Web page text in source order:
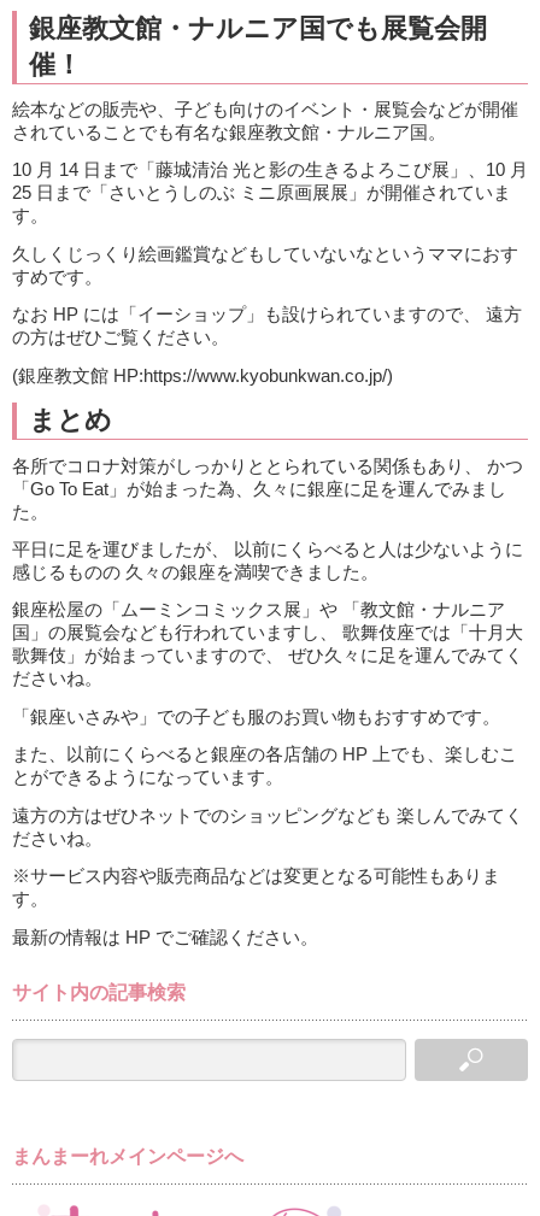
銀座教文館・ナルニア国でも展覧会開
催！
絵本などの販売や、子ども向けのイベント・展覧会などが開催
されていることでも有名な銀座教文館・ナルニア国。
10 月 14 日まで「藤城清治 光と影の生きるよろこび展」、10 月
25 日まで「さいとうしのぶ ミニ原画展展」が開催されていま
す。
久しくじっくり絵画鑑賞などもしていないなというママにおす
すめです。
なお HP には「イーショップ」も設けられていますので、 遠方
の方はぜひご覧ください。
(銀座教文館 HP:https://www.kyobunkwan.co.jp/)
まとめ
各所でコロナ対策がしっかりととられている関係もあり、 かつ
「Go To Eat」が始まった為、久々に銀座に足を運んでみまし
た。
平日に足を運びましたが、 以前にくらべると人は少ないように
感じるものの 久々の銀座を満喫できました。
銀座松屋の「ムーミンコミックス展」や 「教文館・ナルニア
国」の展覧会なども行われていますし、 歌舞伎座では「十月大
歌舞伎」が始まっていますので、 ぜひ久々に足を運んでみてく
ださいね。
「銀座いさみや」での子ども服のお買い物もおすすめです。
また、以前にくらべると銀座の各店舗の HP 上でも、楽しむこ
とができるようになっています。
遠方の方はぜひネットでのショッピングなども 楽しんでみてく
ださいね。
※サービス内容や販売商品などは変更となる可能性もありま
す。
最新の情報は HP でご確認ください。
サイト内の記事検索
まんまーれメインページへ